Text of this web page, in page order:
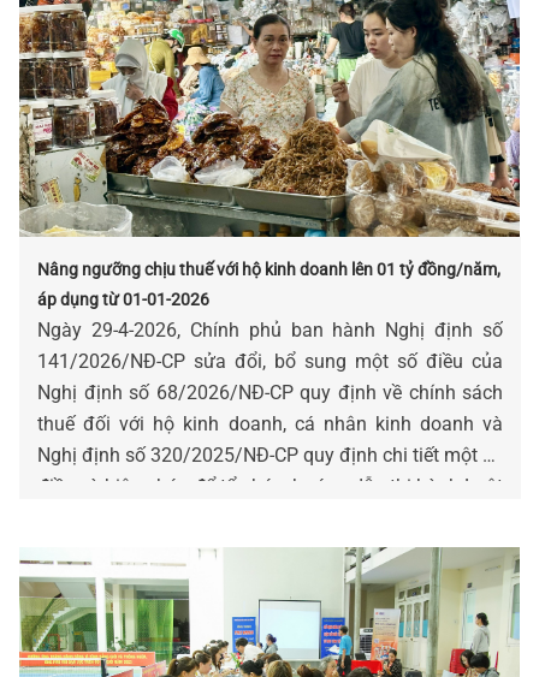
Nâng ngưỡng chịu thuế với hộ kinh doanh lên 01 tỷ đồng/năm,
áp dụng từ 01-01-2026
Ngày 29-4-2026, Chính phủ ban hành Nghị định số
141/2026/NĐ-CP sửa đổi, bổ sung một số điều của
Nghị định số 68/2026/NĐ-CP quy định về chính sách
thuế đối với hộ kinh doanh, cá nhân kinh doanh và
Nghị định số 320/2025/NĐ-CP quy định chi tiết một số
điều và biện pháp để tổ chức, hướng dẫn thi hành Luật
đáng chú ý là nâng ngưỡng doanh thu không phải nộp
thuế đối với hộ kinh doanh từ 500 triệu đồng lên 1 tỷ
đồng/năm.